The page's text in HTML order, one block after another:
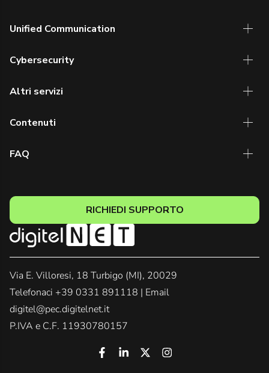
Unified Communication
Cybersecurity
Altri servizi
Contenuti
FAQ
RICHIEDI SUPPORTO
Via E. Villoresi, 18 Turbigo (MI), 20029
Telefonaci +39 0331 891118 | Email
digitel@pec.digitelnet.it
P.IVA e C.F. 11930780157